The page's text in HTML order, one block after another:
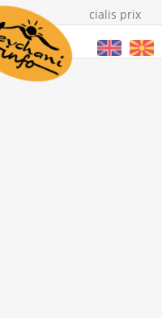
cialis prix